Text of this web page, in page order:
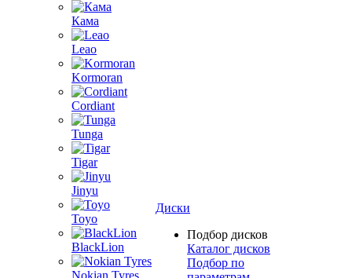
Кама
Leao
Kormoran
Cordiant
Tunga
Tigar
Jinyu
Toyo
BlackLion
Nokian Tyres
Диски
Подбор дисков
Каталог дисков
Подбор по